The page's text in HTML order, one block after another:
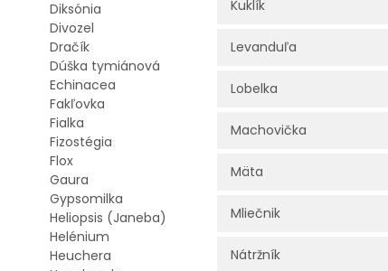
Kuklík
Levanduľa
Lobelka
Machovička
Mäta
Mliečnik
Nátržník
Diksónia
Divozel
Dračík
Dúška tymiánová
Echinacea
Fakľovka
Fialka
Fizostégia
Flox
Gaura
Gypsomilka
Heliopsis (Janeba)
Helénium
Heuchera